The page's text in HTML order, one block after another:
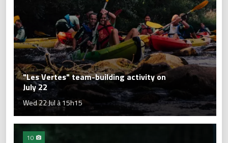
"Les Vertes" team-building activity on
July 22
Wed 22 Jul à 15h15
10